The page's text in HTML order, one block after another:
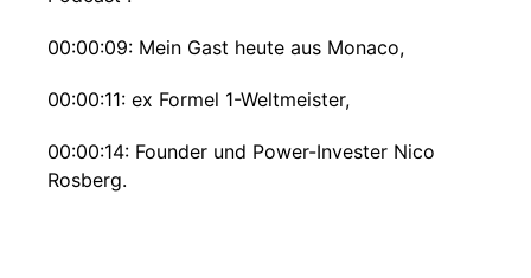
00:00:09: Mein Gast heute aus Monaco,
00:00:11: ex Formel 1-Weltmeister,
00:00:14: Founder und Power-Invester Nico
Rosberg.